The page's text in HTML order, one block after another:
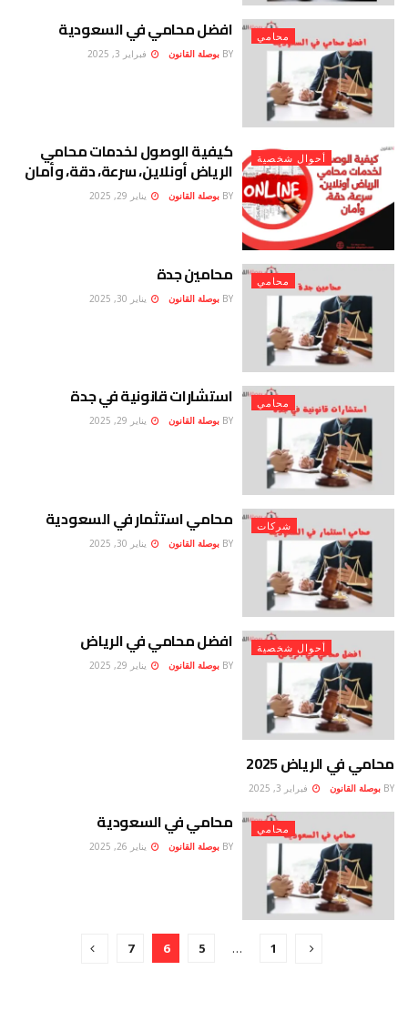
محامي افضل محامي في السعودية
BY بوصلة القانون فبراير 3, 2025
أحوال شخصية كيفية الوصول لخدمات محامي
الرياض أونلاين، سرعة، دقة، وأمان
BY بوصلة القانون يناير 29, 2025
محامي محامين جدة
BY بوصلة القانون يناير 30, 2025
محامي استشارات قانونية في جدة
BY بوصلة القانون يناير 29, 2025
شركات محامي استثمار في السعودية
BY بوصلة القانون يناير 30, 2025
أحوال شخصية افضل محامي في الرياض
BY بوصلة القانون يناير 29, 2025
محاميمحامي في الرياض 2025
BY بوصلة القانون فبراير 3, 2025
محامي محامي في السعودية
BY بوصلة القانون يناير 26, 2025
1
…
5
6
7